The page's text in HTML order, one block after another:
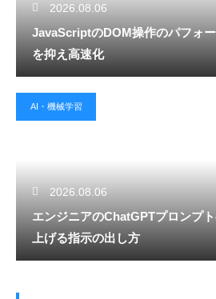
2026.08.06
JavaScriptのDOM操作のパフォ
を抑え高速化
AI・機械学習
2026.08.06
エンジニアのChatGPTプロンプ
上げる指示の出し方